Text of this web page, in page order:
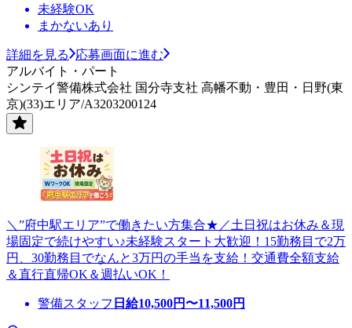
未経験OK
まかないあり
詳細を見る
応募画面に進む
アルバイト・パート
シンテイ警備株式会社 国分寺支社 高幡不動・豊田・日野(東
京)(33)エリア/A3203200124
＼”府中駅エリア”で働きたい方集合★／土日祝はお休み＆現
場固定で続けやすい♪未経験スタート大歓迎！15勤務目で2万
円、30勤務目でなんと3万円の手当を支給！交通費全額支給
＆直行直帰OK＆週払いOK！
警備スタッフ 日給10,500円〜11,500円